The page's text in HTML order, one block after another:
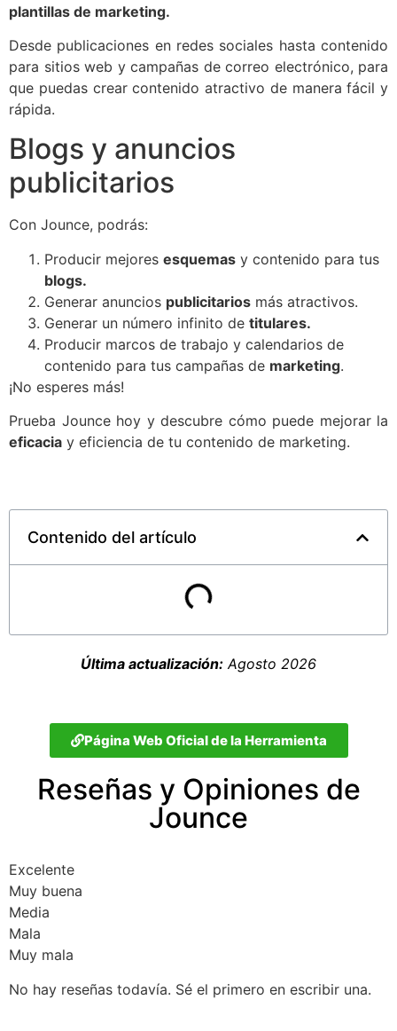
plantillas de marketing.
Desde publicaciones en redes sociales hasta contenido
para sitios web y campañas de correo electrónico, para
que puedas crear contenido atractivo de manera fácil y
rápida.
Blogs y anuncios
publicitarios
Con Jounce, podrás:
Producir mejores esquemas y contenido para tus
blogs.
Generar anuncios publicitarios más atractivos.
Generar un número infinito de titulares.
Producir marcos de trabajo y calendarios de
contenido para tus campañas de marketing.
¡No esperes más!
Prueba Jounce hoy y descubre cómo puede mejorar la
eficacia y eficiencia de tu contenido de marketing.
Contenido del artículo
Última actualización: Agosto 2026
Página Web Oficial de la Herramienta
Reseñas y Opiniones de
Jounce
Excelente
Muy buena
Media
Mala
Muy mala
No hay reseñas todavía. Sé el primero en escribir una.